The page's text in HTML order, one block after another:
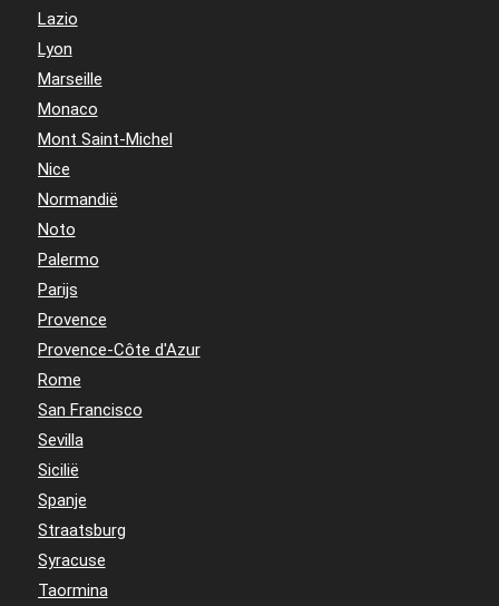
Lazio
Lyon
Marseille
Monaco
Mont Saint-Michel
Nice
Normandië
Noto
Palermo
Parijs
Provence
Provence-Côte d'Azur
Rome
San Francisco
Sevilla
Sicilië
Spanje
Straatsburg
Syracuse
Taormina